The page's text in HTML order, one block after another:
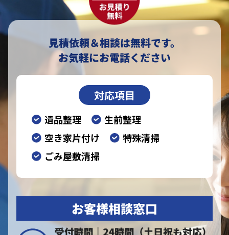
見積依頼＆相談は無料です。
お気軽にお電話ください
対応項目
遺品整理
生前整理
空き家片付け
特殊清掃
ごみ屋敷清掃
お客様相談窓口